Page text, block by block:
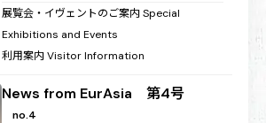
展覧会・イヴェントのご案内Special
Exhibitions and Events
利用案内Visitor Information
News from EurAsia 第4号
no.4